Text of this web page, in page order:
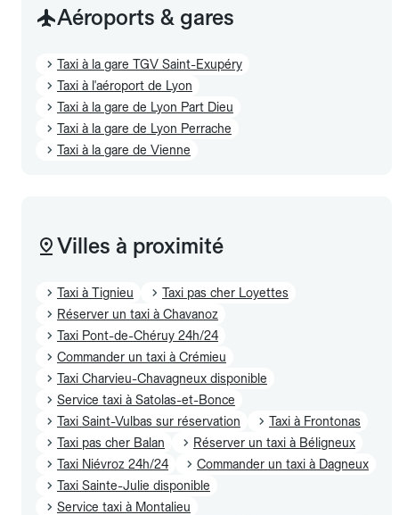
Aéroports & gares
Taxi à la gare TGV Saint-Exupéry
Taxi à l'aéroport de Lyon
Taxi à la gare de Lyon Part Dieu
Taxi à la gare de Lyon Perrache
Taxi à la gare de Vienne
Villes à proximité
Taxi à Tignieu
Taxi pas cher Loyettes
Réserver un taxi à Chavanoz
Taxi Pont-de-Chéruy 24h/24
Commander un taxi à Crémieu
Taxi Charvieu-Chavagneux disponible
Service taxi à Satolas-et-Bonce
Taxi Saint-Vulbas sur réservation
Taxi à Frontonas
Taxi pas cher Balan
Réserver un taxi à Béligneux
Taxi Niévroz 24h/24
Commander un taxi à Dagneux
Taxi Sainte-Julie disponible
Service taxi à Montalieu